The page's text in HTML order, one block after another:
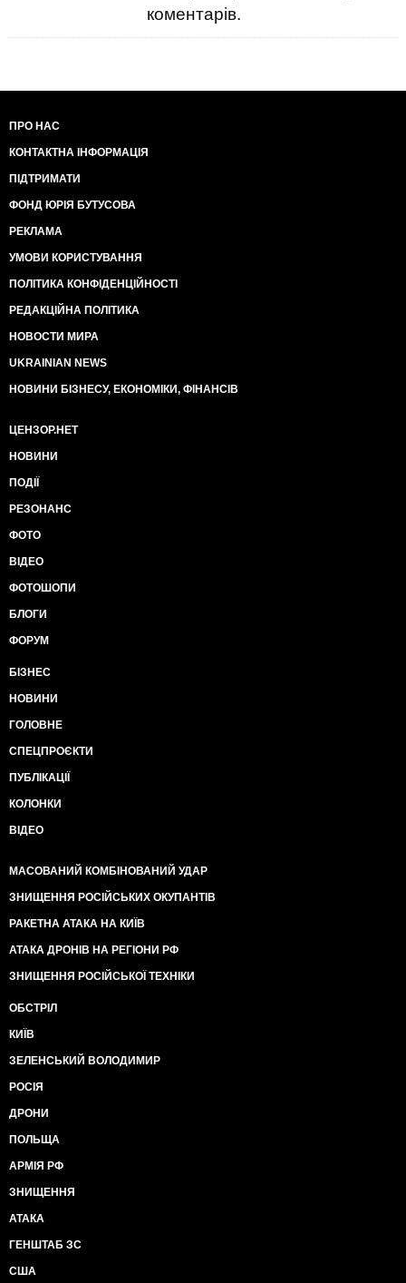
коментарів.
ПРО НАС
КОНТАКТНА ІНФОРМАЦІЯ
ПІДТРИМАТИ
ФОНД ЮРІЯ БУТУСОВА
РЕКЛАМА
УМОВИ КОРИСТУВАННЯ
ПОЛІТИКА КОНФІДЕНЦІЙНОСТІ
РЕДАКЦІЙНА ПОЛІТИКА
НОВОСТИ МИРА
UKRAINIAN NEWS
НОВИНИ БІЗНЕСУ, ЕКОНОМІКИ, ФІНАНСІВ
ЦЕНЗОР.НЕТ
НОВИНИ
ПОДІЇ
РЕЗОНАНС
ФОТО
ВІДЕО
ФОТОШОПИ
БЛОГИ
ФОРУМ
БІЗНЕС
НОВИНИ
ГОЛОВНЕ
СПЕЦПРОЄКТИ
ПУБЛІКАЦІЇ
КОЛОНКИ
ВІДЕО
МАСОВАНИЙ КОМБІНОВАНИЙ УДАР
ЗНИЩЕННЯ РОСІЙСЬКИХ ОКУПАНТІВ
РАКЕТНА АТАКА НА КИЇВ
АТАКА ДРОНІВ НА РЕГІОНИ РФ
ЗНИЩЕННЯ РОСІЙСЬКОЇ ТЕХНІКИ
ОБСТРІЛ
КИЇВ
ЗЕЛЕНСЬКИЙ ВОЛОДИМИР
РОСІЯ
ДРОНИ
ПОЛЬЩА
АРМІЯ РФ
ЗНИЩЕННЯ
АТАКА
ГЕНШТАБ ЗС
США